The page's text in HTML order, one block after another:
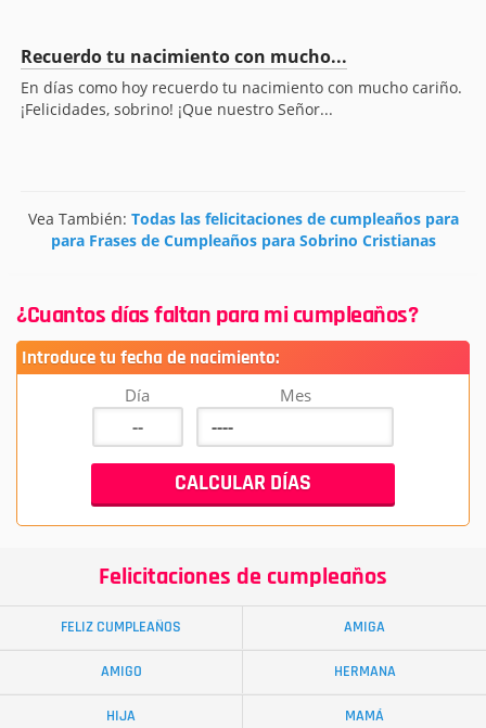
Recuerdo tu nacimiento con mucho...
En días como hoy recuerdo tu nacimiento con mucho cariño.
¡Felicidades, sobrino! ¡Que nuestro Señor...
Vea También: Todas las felicitaciones de cumpleaños para
para Frases de Cumpleaños para Sobrino Cristianas
¿Cuantos días faltan para mi cumpleaños?
Introduce tu fecha de nacimiento:
Día Mes
Felicitaciones de cumpleaños
FELIZ CUMPLEAÑOS AMIGA
AMIGO HERMANA
HIJA MAMÁ